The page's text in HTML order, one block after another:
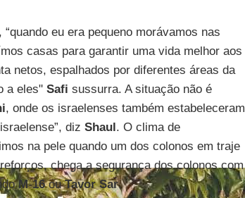
eu era pequeno morávamos nas
casas para garantir uma vida melhor aos
netos, espalhados por diferentes áreas da
a eles" Safi sussurra. A situação não é
, onde os israelenses também estabeleceram
diz Shaul. O clima de
na pele quando um dos colonos em traje
chega a segurança dos colonos com
M-16ouTavor Sar.